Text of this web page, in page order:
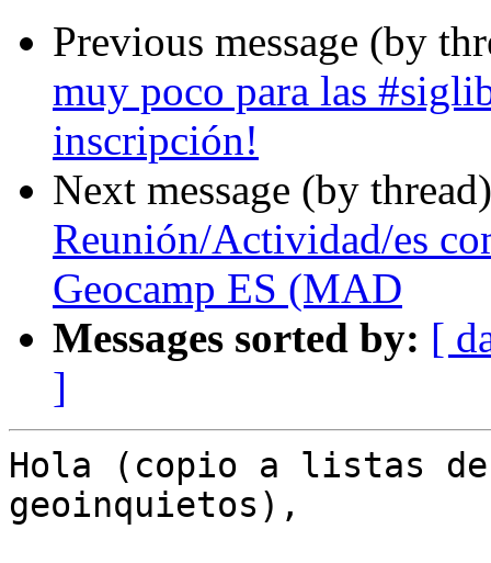
Previous message (by
muy poco para las
inscripción!
Next message (by
Reunión/Actividad/es
Geocamp ES (MAD
Messages sorted by: [
]
Hola (copio a listas de
geoinquietos),